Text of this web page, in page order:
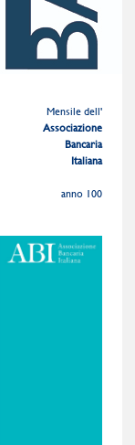
Mensile dell'
Associazione
Bancaria
Italiana
anno 100